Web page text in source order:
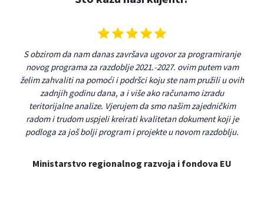
S obzirom da nam danas završava ugovor za programiranje
novog programa za razdoblje 2021.-2027. ovim putem vam
želim zahvaliti na pomoći i podršci koju ste nam pružili u ovih
zadnjih godinu dana, a i više ako računamo izradu
teritorijalne analize. Vjerujem da smo našim zajedničkim
radom i trudom uspjeli kreirati kvalitetan dokument koji je
podloga za još bolji program i projekte u novom razdoblju.
Ministarstvo regionalnog razvoja i fondova EU